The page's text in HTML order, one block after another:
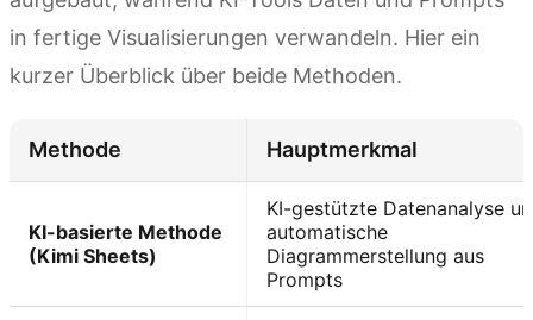
in fertige Visualisierungen verwandeln. Hier ein
kurzer Überblick über beide Methoden.
Methode Hauptmerkmal
KI-basierte Methode
(Kimi Sheets)
KI-gestützte Datenanalyse
automatische
Diagrammerstellung aus
Prompts